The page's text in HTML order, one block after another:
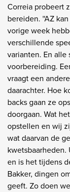
Correia probeert
bereiden. ''AZ
vorige week
verschillende
varianten. En
voorbereiding.
vraagt een
daarachter. Hoe
backs gaan ze
doorgaan. Wat
opstellen en wij
wat daarvan de
en is het tijdens
Bakker, dingen
geeft. Zo doen